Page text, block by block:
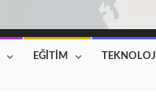
EĞİTİM TEKNOLOJİ